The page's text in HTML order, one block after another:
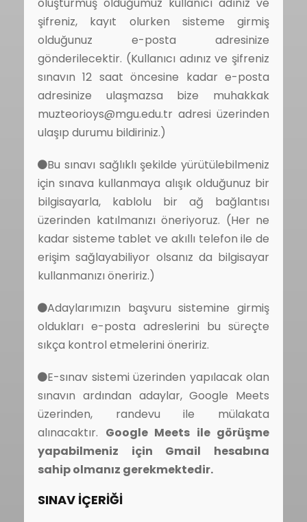
şifreniz, kayıt olurken sisteme girmiş
olduğunuz e-posta adresinize
gönderilecektir. (Kullanıcı adınız ve şifreniz
sınavın 12 saat öncesine kadar e-posta
adresinize ulaşmazsa bize muhakkak
muzteorioys@mgu.edu.tr adresi üzerinden
ulaşıp durumu bildiriniz.)
Bu sınavı sağlıklı şekilde yürütülebilmeniz
için sınava kullanmaya alışık olduğunuz bir
bilgisayarla, kablolu bir ağ bağlantısı
üzerinden katılmanızı öneriyoruz. (Her ne
kadar sisteme tablet ve akıllı telefon ile de
erişim sağlayabiliyor olsanız da bilgisayar
kullanmanızı öneririz.)
Adaylarımızın başvuru sistemine girmiş
oldukları e-posta adreslerini bu süreçte
sıkça kontrol etmelerini öneririz.
E-sınav sistemi üzerinden yapılacak olan
sınavın ardından adaylar, Google Meets
üzerinden, randevu ile mülakata
alınacaktır. Google Meets ile görüşme
yapabilmeniz için Gmail hesabına
sahip olmanız gerekmektedir.
SINAV İÇERİĞİ